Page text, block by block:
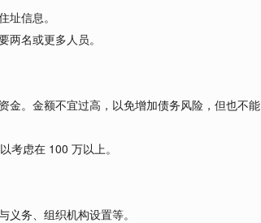
信息。
名或更多人员。
金。金额不宜过高，以免增加债务风险，但也不能
考虑在 100 万以上。
务、组织机构设置等。